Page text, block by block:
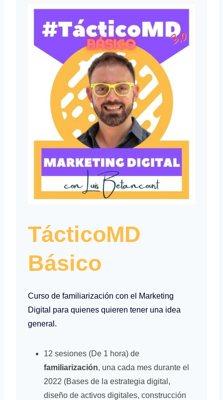
TácticoMD
Básico
Curso de familiarización con el Marketing
Digital para quienes quieren tener una idea
general.
12 sesiones (De 1 hora) de
familiarización, una cada mes durante el
2022 (Bases de la estrategia digital,
diseño de activos digitales, construcción